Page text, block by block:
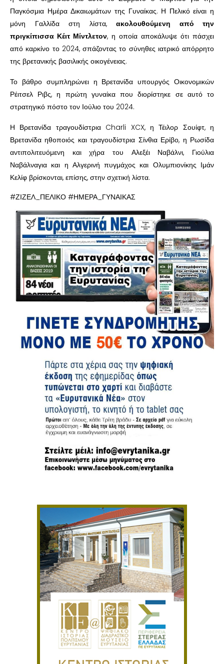
Παγκόσμια Ημέρα Δικαιωμάτων της Γυναίκας. Η Πελικό είναι η
μόνη Γαλλίδα στη λίστα, ακολουθούμενη από την
πριγκίπισσα Κέιτ Μίντλετον, η οποία αποκάλυψε ότι πάσχει
από καρκίνο το 2024, σπάζοντας το σύνηθες ιατρικό απόρρητο
της βρετανικής βασιλικής οικογένειας.
Το βάθρο συμπληρώνει η Βρετανίδα υπουργός Οικονομικών
Ρέιτσελ Ριβς, η πρώτη γυναίκα που διορίστηκε σε αυτό το
στρατηγικό πόστο τον Ιούλιο του 2024.
Η Βρετανίδα τραγουδίστρια Charli XCX, η Τέιλορ Σουίφτ, η
Βρετανίδα ηθοποιός και τραγουδίστρια Σίνθια Ερίβο, η Ρωσίδα
αντιπολιτευόμενη και χήρα του Αλεξέι Ναβάλνι, Γιούλια
Ναβάλναγια και η Αλγερινή πυγμάχος και Ολυμπιονίκης Ιμάν
Κελίφ βρίσκονται, επίσης, στην σχετική λίστα.
#ΖΙΖΕΛ_ΠΕΛΙΚΟ #ΗΜΕΡΑ_ΓΥΝΑΙΚΑΣ